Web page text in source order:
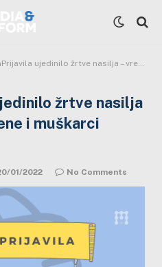
ujedinilo žrtve nasilja – vreme kada su žene i muškarci progovorili
žrtve nasilja
i muškarci
01/2022 No Comments